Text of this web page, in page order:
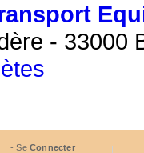
- 33000
- Se Connecter